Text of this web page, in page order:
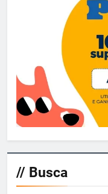
// Busca